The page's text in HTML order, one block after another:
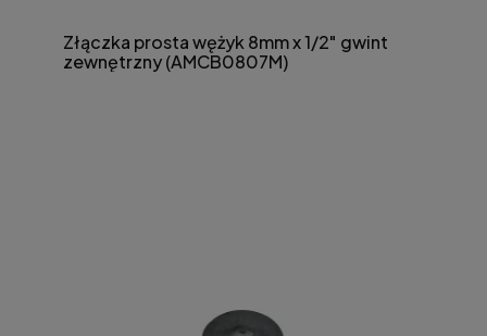
Złączka prosta wężyk 8mm x 1/2" gwint
zewnętrzny (AMCB0807M)